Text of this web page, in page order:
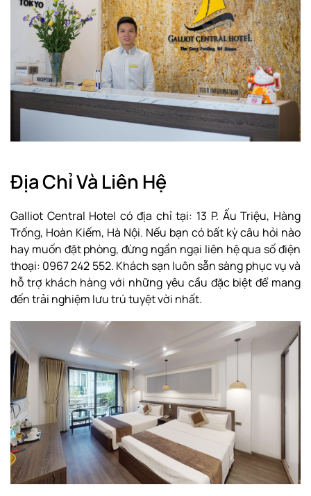
Địa Chỉ Và Liên Hệ
Galliot Central Hotel có địa chỉ tại: 13 P. Ấu Triệu, Hàng
Trống, Hoàn Kiếm, Hà Nội. Nếu bạn có bất kỳ câu hỏi nào
hay muốn đặt phòng, đừng ngần ngại liên hệ qua số điện
thoại: 0967 242 552. Khách sạn luôn sẵn sàng phục vụ và
hỗ trợ khách hàng với những yêu cầu đặc biệt để mang
đến trải nghiệm lưu trú tuyệt vời nhất.